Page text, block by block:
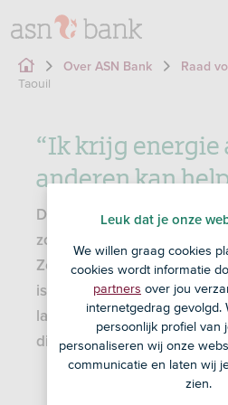
Over ASN Bank Raad
Taouil
“Ik krijg energie
anderen kan
De leden van de Raad voor
zorgvuldig geselecteerd
Ze zijn niet in dienst bij
is een van de 10 leden die
lang adviseert. Hij praat
die belangrijk zijn voor
Leuk dat je onze
We willen graag cookies
cookies wordt informatie
partners over jou
internetgedrag gevolgd.
persoonlijk profiel van
personaliseren wij onze
communicatie en laten wij
zien.